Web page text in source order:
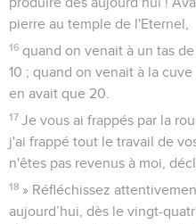
pierre au temple de l'Eternel,
16 quand on venait à un tas
10 ; quand on venait à la
en avait que 20.
17 Je vous ai frappés par la
j'ai frappé tout le travail de
n'êtes pas revenus à moi,
18 » Réfléchissez
aujourd’hui, dès le vingt-